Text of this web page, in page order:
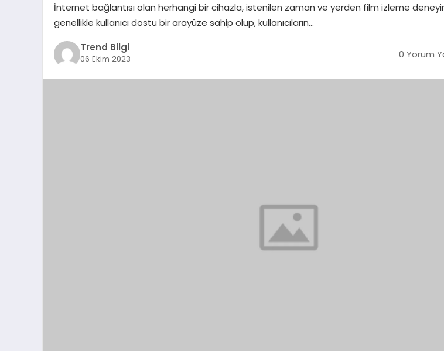
İnternet bağlantısı olan herhangi bir cihazla, istenilen zaman ve yerden film izleme
genellikle kullanıcı dostu bir arayüze sahip olup, kullanıcıların…
Trend Bilgi
06 Ekim 2023 0 Yorum